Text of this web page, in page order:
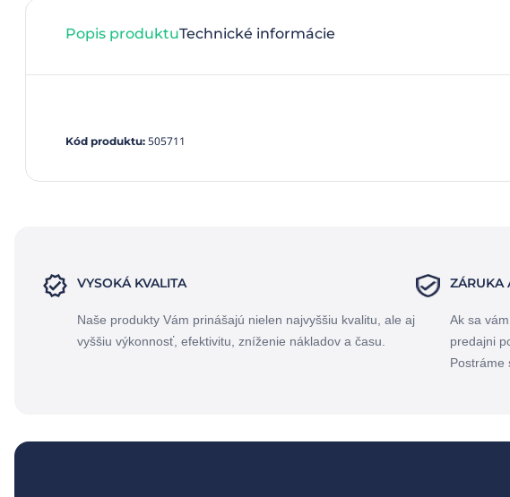
Popis produktuTechnické informácie
Kód produktu: 505711
VYSOKÁ KVALITA
Naše produkty Vám prinášajú nielen najvyššiu kvalitu, ale aj
vyššiu výkonnosť, efektivitu, zníženie nákladov a času.
ZÁRUKA
Ak sa
predajni
Postráme